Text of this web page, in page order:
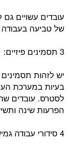
עובדים עשויים
של טביעה
3 תסמינים פיזיים:
יש לזהות תסמינים
בעיות במערכת
לסטרס. עובדים
הפרעות שינה
4 סידורי עבודה גמישים: